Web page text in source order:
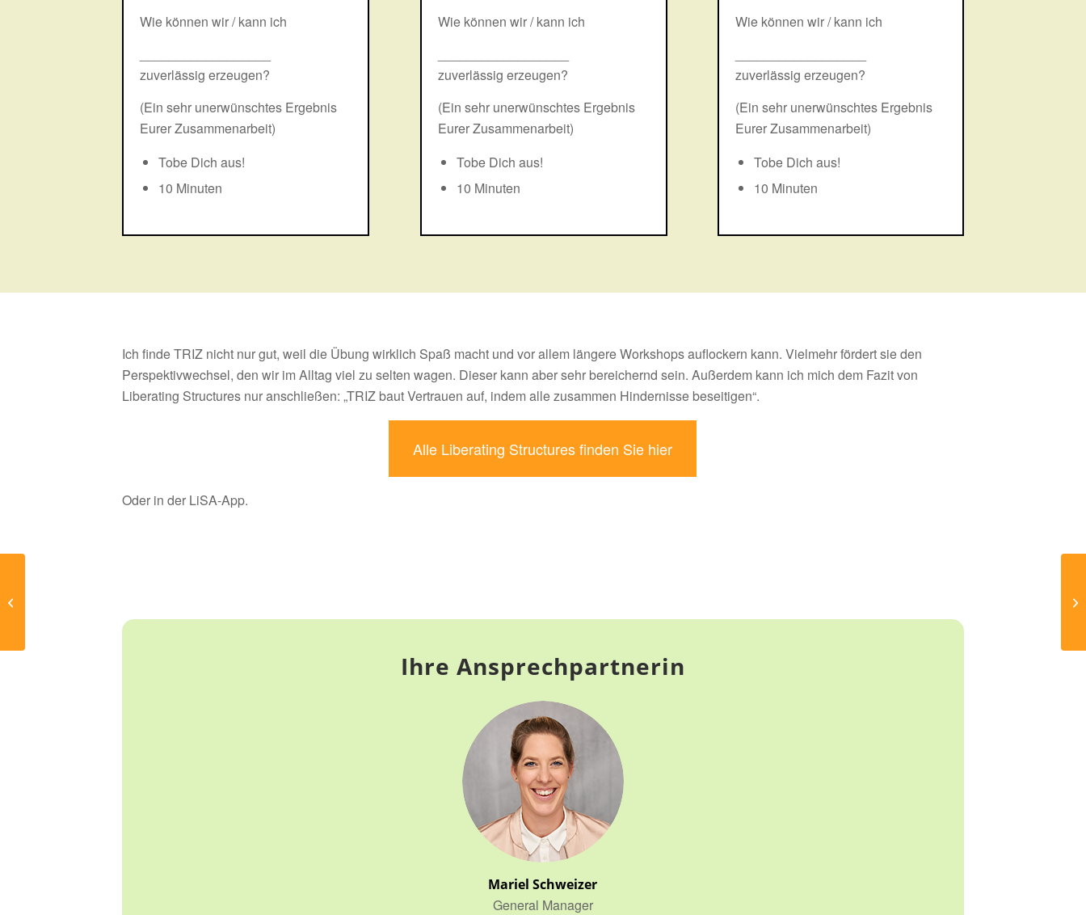
Wie können wir / kann ich
zuverlässig erzeugen?
(Ein sehr unerwünschtes Ergebnis
Eurer Zusammenarbeit)
Tobe Dich aus!
10 Minuten
Wie können wir / kann ich
zuverlässig erzeugen?
(Ein sehr unerwünschtes Ergebnis
Eurer Zusammenarbeit)
Tobe Dich aus!
10 Minuten
Wie können wir / kann ich
zuverlässig erzeugen?
(Ein sehr unerwünschtes Ergebnis
Eurer Zusammenarbeit)
Tobe Dich aus!
10 Minuten
Ich finde TRIZ nicht nur gut, weil die Übung wirklich Spaß macht und vor allem längere Workshops auflockern kann. Vielmehr fördert sie den
Perspektivwechsel, den wir im Alltag viel zu selten wagen. Dieser kann aber sehr bereichernd sein. Außerdem kann ich mich dem Fazit von
Liberating Structures nur anschließen: „TRIZ baut Vertrauen auf, indem alle zusammen Hindernisse beseitigen“.
Alle Liberating Structures finden Sie hier
Oder in der LiSA-App.
Ihre Ansprechpartnerin
Mariel Schweizer
General Manager